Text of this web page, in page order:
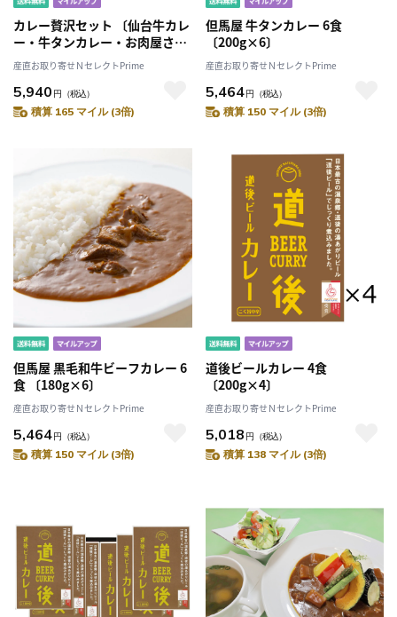
カレー贅沢セット 〔仙台牛カレ
ー・牛タンカレー・お肉屋さん
ビーフカレー・お肉屋さんビー
フカレー辛口各200g×各2〕
産直お取り寄せＮセレクトPrime
5,940 円 （税込）
積算 165 マイル (3倍)
但馬屋 牛タンカレー 6食
〔200g×6〕
産直お取り寄せＮセレクトPrime
5,464円 （税込）
積算 150 マイル (3倍)
但馬屋 黒毛和牛ビーフカレー 6
食 〔180g×6〕
産直お取り寄せＮセレクトPrime
5,464円 （税込）
積算 150 マイル (3倍)
道後ビールカレー 4食
〔200g×4〕
産直お取り寄せＮセレクトPrime
5,018 円 （税込）
積算 138 マイル (3倍)